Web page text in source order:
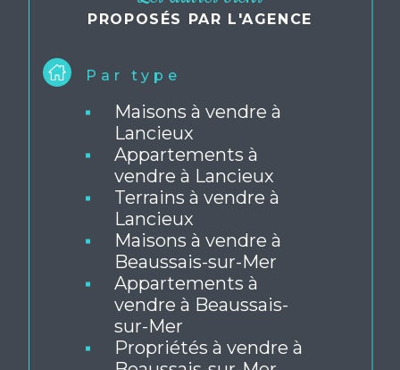
Les autres biens
Maisons à vendre à
Lancieux
Appartements à
vendre à Lancieux
Terrains à vendre à
Lancieux
Maisons à vendre à
Beaussais-sur-Mer
Appartements à
vendre à Beaussais-
sur-Mer